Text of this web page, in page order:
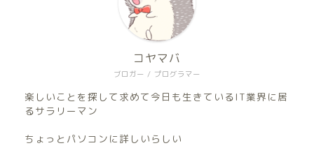
ブロガー / プログラマー
コヤマバ
楽しいことを探して求めて今日も生きているIT業界に居
るサラリーマン
ちょっとパソコンに詳しいらしい